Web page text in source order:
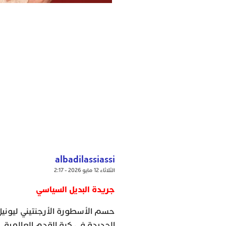
albadilassiassi
الثلاثاء 12 مايو 2026 - 2:17
جريدة البديل السياسي
حسم الأسطورة الأرجنتيني